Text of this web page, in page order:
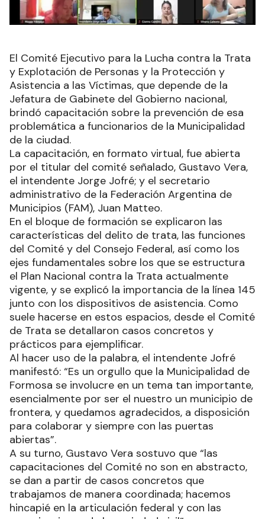
El Comité Ejecutivo para la Lucha contra la Trata
y Explotación de Personas y la Protección y
Asistencia a las Víctimas, que depende de la
Jefatura de Gabinete del Gobierno nacional,
brindó capacitación sobre la prevención de esa
problemática a funcionarios de la Municipalidad
de la ciudad.
La capacitación, en formato virtual, fue abierta
por el titular del comité señalado, Gustavo Vera,
el intendente Jorge Jofré; y el secretario
administrativo de la Federación Argentina de
Municipios (FAM), Juan Matteo.
En el bloque de formación se explicaron las
características del delito de trata, las funciones
del Comité y del Consejo Federal, así como los
ejes fundamentales sobre los que se estructura
el Plan Nacional contra la Trata actualmente
vigente, y se explicó la importancia de la línea 145
junto con los dispositivos de asistencia. Como
suele hacerse en estos espacios, desde el Comité
de Trata se detallaron casos concretos y
prácticos para ejemplificar.
Al hacer uso de la palabra, el intendente Jofré
manifestó: “Es un orgullo que la Municipalidad de
Formosa se involucre en un tema tan importante,
esencialmente por ser el nuestro un municipio de
frontera, y quedamos agradecidos, a disposición
para colaborar y siempre con las puertas
abiertas”.
A su turno, Gustavo Vera sostuvo que “las
capacitaciones del Comité no son en abstracto,
se dan a partir de casos concretos que
trabajamos de manera coordinada; hacemos
hincapié en la articulación federal y con las